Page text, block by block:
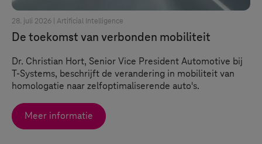
28. juli 2026 | Artificial Intelligence
De toekomst van verbonden mobiliteit
Dr. Christian Hort, Senior Vice President Automotive bij
T-Systems, beschrijft de verandering in mobiliteit van
homologatie naar zelfoptimaliserende auto's.
Meer informatie